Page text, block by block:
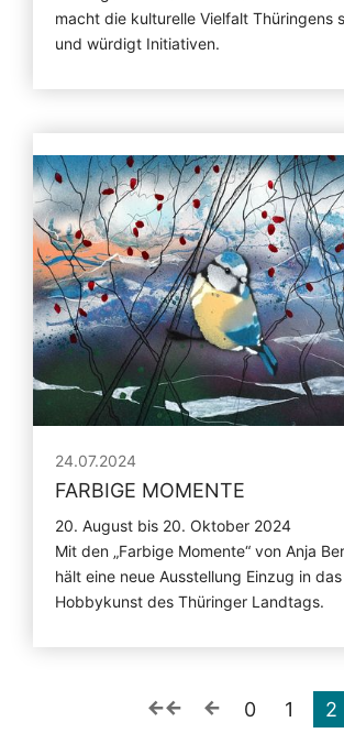
macht die kulturelle Vielfalt Thüringens
und würdigt Initiativen.
24.07.2024
FARBIGE MOMENTE
20. August bis 20. Oktober 2024
Mit den „Farbige Momente“ von Anja
hält eine neue Ausstellung Einzug in das
Hobbykunst des Thüringer Landtags.
0 1 2